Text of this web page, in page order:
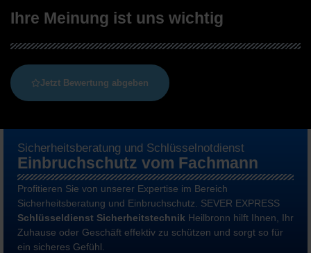
Ihre Meinung ist uns wichtig
Jetzt Bewertung abgeben
Sicherheitsberatung und Schlüsselnotdienst
Einbruchschutz vom Fachmann
Profitieren Sie von unserer Expertise im Bereich
Sicherheitsberatung und Einbruchschutz. SEVER EXPRESS
Schlüsseldienst Sicherheitstechnik Heilbronn hilft Ihnen, Ihr
Zuhause oder Geschäft effektiv zu schützen und sorgt so für
ein sicheres Gefühl.